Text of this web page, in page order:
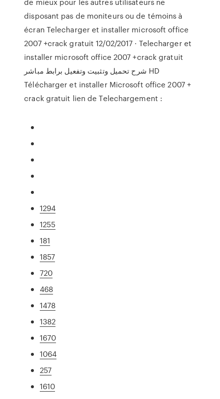
disposant pas de moniteurs ou de témoins à
écran Telecharger et installer microsoft office
2007 +crack gratuit 12/02/2017 · Telecharger et
installer microsoft office 2007 +crack gratuit
شرح تحميل وتثبيت وتفعيل برابط مباشر HD
Télécharger et installer Microsoft office 2007 +
crack gratuit lien de Telechargement :
1294
1255
181
1857
720
468
1478
1382
1670
1064
257
1610